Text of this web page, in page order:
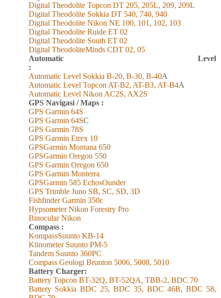
Digital Theodolite Topcon DT 205, 205L, 209, 209L
Digital Theodolite Sokkia DT 540, 740, 940
Digital Theodolite Nikon NE 100, 101, 102, 103
Digital Theodolite Ruide ET 02
Digital Theodolite South ET 02
Digital TheodoliteMinds CDT 02, 05
Automatic Level
:
Automatic Level Sokkia B-20, B-30, B-40A
Automatic Level Topcon AT-B2, AT-B3, AT-B4A
Automatic Level Nikon AC2S, AX2S
GPS Navigasi / Maps :
GPS Garmin 64S
GPS Garmin 64SC
GPS Garmin 78S
GPS Garmin Etrex 10
GPSGarmin Montana 650
GPSGarmin Oregon 550
GPS Garmin Oregon 650
GPS Garmin Monterra
GPSGarmin 585 EchosOunder
GPS Trimble Juno SB, SC, SD, 3D
Fishfinder Garmin 350c
Hypsometer Nikon Forestry Pro
Binocular Nikon
Compass :
KompassSuunto KB-14
Klinometer Suunto PM-5
Tandem Suunto 360PC
Compass Geologi Brunton 5006, 5008, 5010
Battery Charger:
Battery Topcon BT-32Q, BT-52QA, TBB-2, BDC 70
Battery Sokkia BDC 25, BDC 35, BDC 46B, BDC 58,